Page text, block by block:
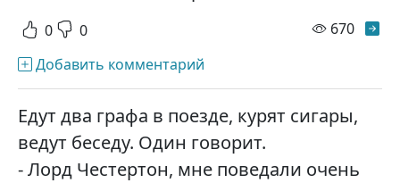
0 0 670
Добавить комментарий
Едут два графа в поезде, курят сигары,
ведут беседу. Один говорит.
- Лорд Честертон, мне поведали очень